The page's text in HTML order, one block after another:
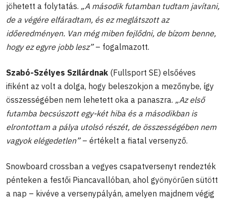
jöhetett a folytatás. „A második futamban tudtam javítani,
de a végére elfáradtam, és ez meglátszott az
időeredményen. Van még miben fejlődni, de bízom benne,
hogy ez egyre jobb lesz”– fogalmazott.
Szabó-Szélyes Szilárdnak (Fullsport SE) elsőéves
ifiként az volt a dolga, hogy beleszokjon a mezőnybe, így
összességében nem lehetett oka a panaszra. „Az első
futamba becsúszott egy-két hiba és a másodikban is
elrontottam a pálya utolsó részét, de összességében nem
vagyok elégedetlen”– értékelt a fiatal versenyző.
Snowboard crossban a vegyes csapatversenyt rendezték
pénteken a festői Piancavallóban, ahol gyönyörűen sütött
a nap – kivéve a versenypályán, amelyen majdnem végig